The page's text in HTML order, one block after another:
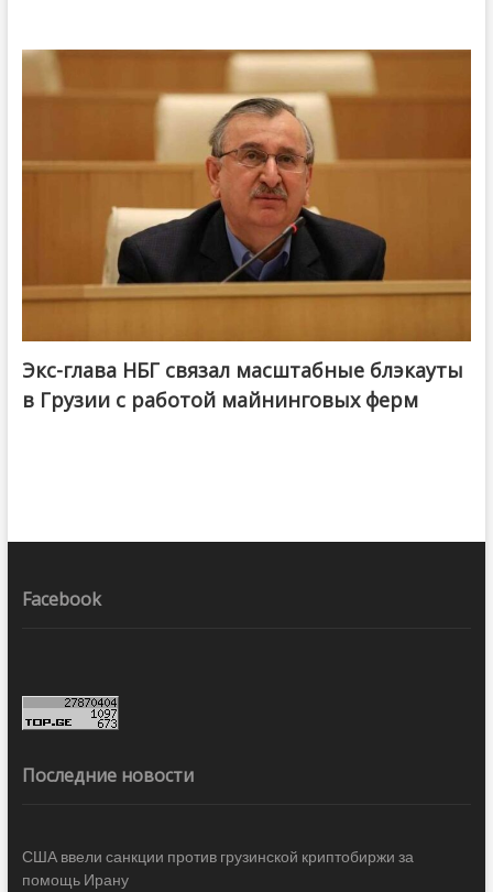
Экс-глава НБГ связал масштабные блэкауты
в Грузии с работой майнинговых ферм
Facebook
Последние новости
США ввели санкции против грузинской криптобиржи за
помощь Ирану